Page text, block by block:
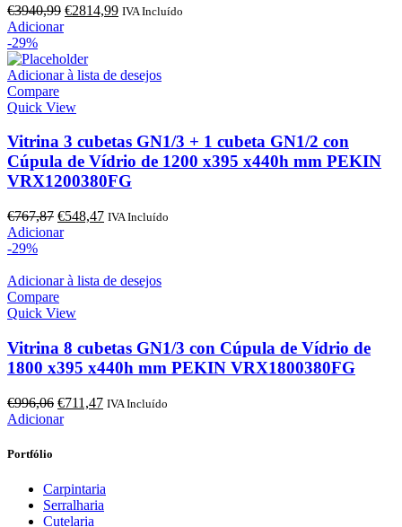
€3940,99 O
preço
era:
€3940,99.
€2814,99O
€2814,99.
IVA Incluído
Adicionar
-29%
Adicionar à lista de desejos
Compare
Quick View
Vitrina 3 cubetas GN1/3 + 1 cubeta GN1/2 con
Cúpula de Vídrio de 1200 x395 x440h mm PEKIN
VRX1200380FG
€767,87 O
preço
€767,87.
€548,47O
€548,47.
IVA Incluído
Adicionar
-29%
Adicionar à lista de desejos
Compare
Quick View
Vitrina 8 cubetas GN1/3 con Cúpula de Vídrio de
1800 x395 x440h mm PEKIN VRX1800380FG
€996,06 O
preço
€711,47OIVA Incluído
Adicionar
Portfólio
Carpintaria
Serralharia
Cutelaria